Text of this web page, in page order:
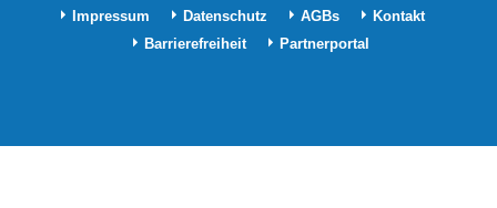
Impressum Datenschutz AGBs
Kontakt
Barrierefreiheit
Partnerportal